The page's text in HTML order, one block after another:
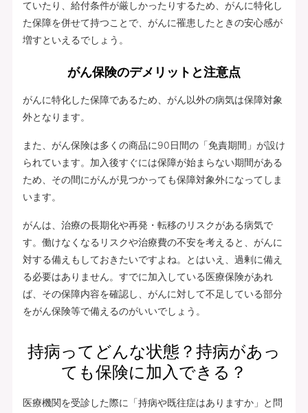
ていたり、給付条件が厳しかったりするため、がんに特化し
た保障を併せて持つことで、がんに罹患したときの安心感が
増すといえるでしょう。
がん保険のデメリットと注意点
がんに特化した保障であるため、がん以外の病気は保障対象
外となります。
また、がん保険は多くの商品に90日間の「免責期間」が設け
られています。加入後すぐには保障が始まらない期間がある
ため、その間にがんが見つかっても保障対象外になってしま
います。
がんは、治療の長期化や再発・転移のリスクがある病気で
す。働けなくなるリスクや治療費の不安を考えると、がんに
対する備えもしておきたいですよね。とはいえ、過剰に備え
る必要はありません。すでに加入している医療保険があれ
ば、その保障内容を確認し、がんに対して不足している部分
をがん保険等で備えるのがいいでしょう。
持病ってどんな状態？持病があっ
ても保険に加入できる？
医療機関を受診した際に「持病や既往症はありますか」と問